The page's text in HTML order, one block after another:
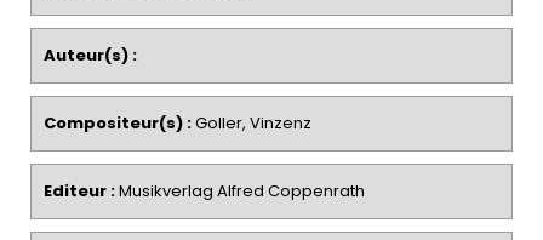
Auteur(s) :
Compositeur(s) :Goller, Vinzenz
Editeur :Musikverlag Alfred Coppenrath